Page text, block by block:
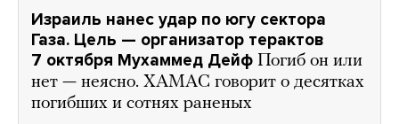
Израиль нанес удар по югу сектора
Газа. Цель — организатор терактов
7 октября Мухаммед Дейф Погиб он или
нет — неясно. ХАМАС говорит о десятках
погибших и сотнях раненых